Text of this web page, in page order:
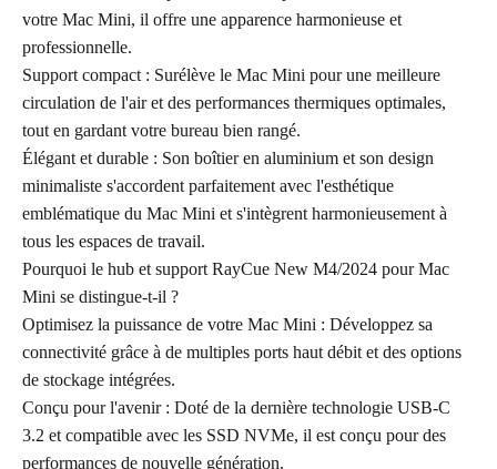
votre Mac Mini, il offre une apparence harmonieuse et
professionnelle.
Support compact : Surélève le Mac Mini pour une meilleure
circulation de l'air et des performances thermiques optimales,
tout en gardant votre bureau bien rangé.
Élégant et durable : Son boîtier en aluminium et son design
minimaliste s'accordent parfaitement avec l'esthétique
emblématique du Mac Mini et s'intègrent harmonieusement à
tous les espaces de travail.
Pourquoi le hub et support RayCue New M4/2024 pour Mac
Mini se distingue-t-il ?
Optimisez la puissance de votre Mac Mini : Développez sa
connectivité grâce à de multiples ports haut débit et des options
de stockage intégrées.
Conçu pour l'avenir : Doté de la dernière technologie USB-C
3.2 et compatible avec les SSD NVMe, il est conçu pour des
performances de nouvelle génération.